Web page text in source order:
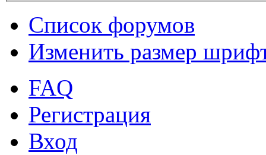
Список форумов
Изменить размер
FAQ
Регистрация
Вход